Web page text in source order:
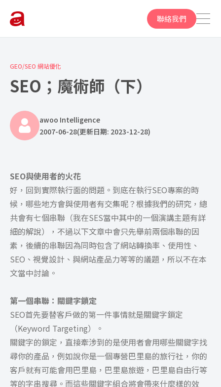
聯絡我們
GEO/SEO 網站優化
SEO；魔術師（下）
awoo Intelligence
2007-06-28(更新日期: 2023-12-28)
SEO與使用者的火花
好，回到實際執行面的問題。到底在執行SEO專案的時
候，哪些地方會與使用者有交集呢？根據我們的研究，總
共會有七個串聯（我在SES當中其中的一個演講主題有詳
細的解說），不過以下文章中會只先舉前兩個串聯的因
素，後續的串聯因為同時包含了網站轉換率、使用性、
SEO、視覺設計、與網站產品力等等的議題，所以不在本
文當中討論。
第一個串聯：關鍵字鎖定
SEO首先要替客戶做的第一件事情就是關鍵字鎖定
（Keyword Targeting）。
關鍵字的鎖定，直接牽涉到的是使用者會用哪些關鍵字找
尋你的產品，例如說你是一個專營巴里島的旅行社，你的
客戶就有可能會用巴里島，巴里島旅遊，巴里島自由行等
等的字串搜尋。而這些關鍵字組合將會帶來什麼樣的效